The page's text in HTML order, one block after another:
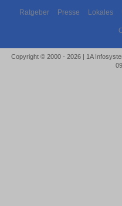
Ratgeber Presse Lokales
Copyright © 2000 - 2026 | 1A